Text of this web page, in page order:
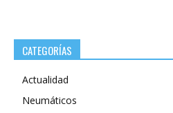
CATEGORÍAS
Actualidad
Neumáticos